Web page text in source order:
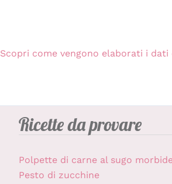
Scopri come vengono elaborati i
Ricette da provare
Polpette di carne al sugo
Pesto di zucchine